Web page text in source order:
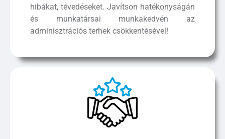
hibákat, tévedéseket. Javítson hatékonyságán
és munkatársai munkakedvén az
adminisztrációs terhek csökkentésével!